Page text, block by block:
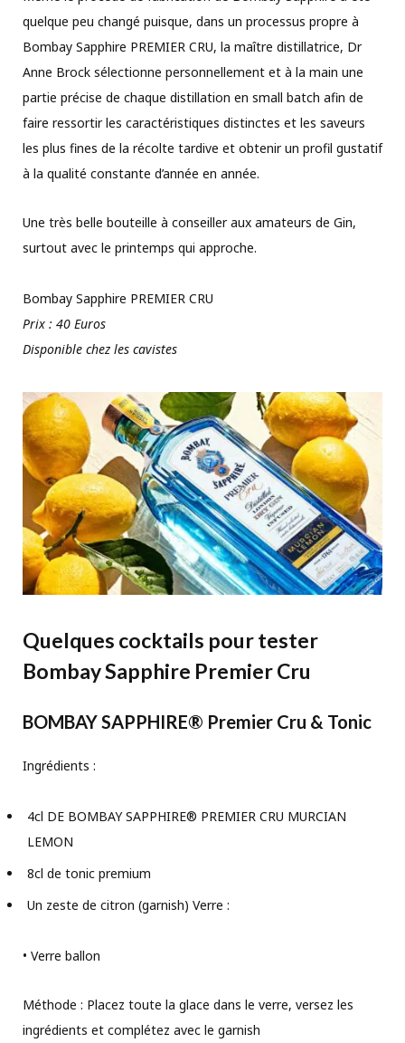
quelque peu changé puisque, dans un processus propre à
Bombay Sapphire PREMIER CRU, la maître distillatrice, Dr
Anne Brock sélectionne personnellement et à la main une
partie précise de chaque distillation en small batch afin de
faire ressortir les caractéristiques distinctes et les saveurs
les plus fines de la récolte tardive et obtenir un profil gustatif
à la qualité constante d’année en année.
Une très belle bouteille à conseiller aux amateurs de Gin,
surtout avec le printemps qui approche.
Bombay Sapphire PREMIER CRU
Prix : 40 Euros
Disponible chez les cavistes
Quelques cocktails pour tester
Bombay Sapphire Premier Cru
BOMBAY SAPPHIRE® Premier Cru & Tonic
Ingrédients :
4cl DE BOMBAY SAPPHIRE® PREMIER CRU MURCIAN
LEMON
8cl de tonic premium
Un zeste de citron (garnish) Verre :
• Verre ballon
Méthode : Placez toute la glace dans le verre, versez les
ingrédients et complétez avec le garnish